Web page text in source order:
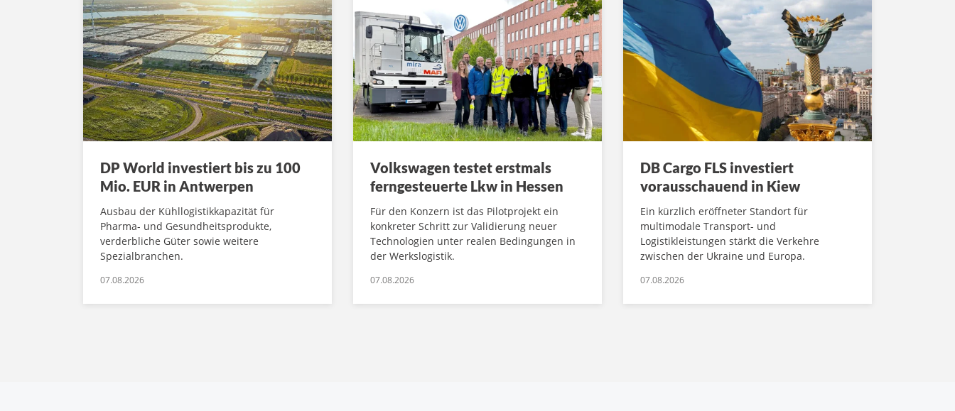
DP World investiert bis zu 100
Mio. EUR in Antwerpen
Ausbau der Kühllogistikkapazität für
Pharma- und Gesundheitsprodukte,
verderbliche Güter sowie weitere
Spezialbranchen.
07.08.2026
Volkswagen testet erstmals
ferngesteuerte Lkw in Hessen
Für den Konzern ist das Pilotprojekt ein
konkreter Schritt zur Validierung neuer
Technologien unter realen Bedingungen in
der Werkslogistik.
07.08.2026
DB Cargo FLS investiert
vorausschauend in Kiew
Ein kürzlich eröffneter Standort für
multimodale Transport- und
Logistikleistungen stärkt die Verkehre
zwischen der Ukraine und Europa.
07.08.2026